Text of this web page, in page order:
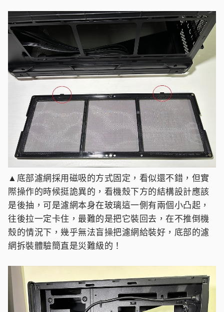
▲底部濾網採用磁吸的方式固定，看似還不錯，但實
際操作的時候挺詭異的，看機殼下方的結構設計應該
是後抽，可是濾網本身在玻璃這一側有兩個小凸起，
往後拉一定卡住，最難的是把它裝回去，在不推倒機
殼的情況下，幾乎無法盲操把濾網給裝好，底部的濾
網拆裝體驗簡直是災難級的！